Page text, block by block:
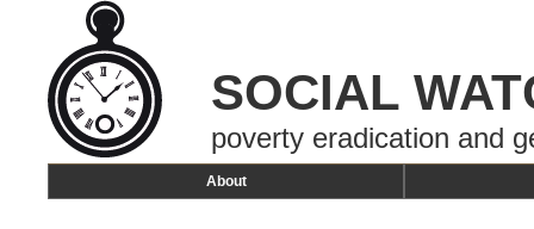
SOCIAL
poverty eradication and
About